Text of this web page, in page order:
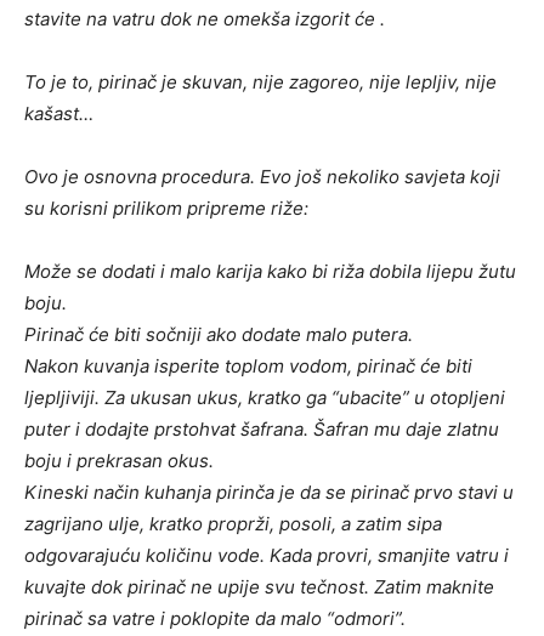
stavite na vatru dok ne omekša izgorit će .
To je to, pirinač je skuvan, nije zagoreo, nije lepljiv, nije
kašast…
Ovo je osnovna procedura. Evo još nekoliko savjeta koji
su korisni prilikom pripreme riže:
Može se dodati i malo karija kako bi riža dobila lijepu žutu
boju.
Pirinač će biti sočniji ako dodate malo putera.
Nakon kuvanja isperite toplom vodom, pirinač će biti
ljepljiviji. Za ukusan ukus, kratko ga “ubacite” u otopljeni
puter i dodajte prstohvat šafrana. Šafran mu daje zlatnu
boju i prekrasan okus.
Kineski način kuhanja pirinča je da se pirinač prvo stavi u
zagrijano ulje, kratko proprži, posoli, a zatim sipa
odgovarajuću količinu vode. Kada provri, smanjite vatru i
kuvajte dok pirinač ne upije svu tečnost. Zatim maknite
pirinač sa vatre i poklopite da malo “odmori”.